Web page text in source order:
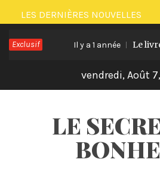
Passer
au
contenu
LES DERNIÈRES NOUVELLES
Exclusif Il y a 1 année Le livre et
vendredi, Août
LE